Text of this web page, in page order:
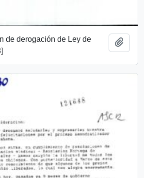
de derogación de Ley de